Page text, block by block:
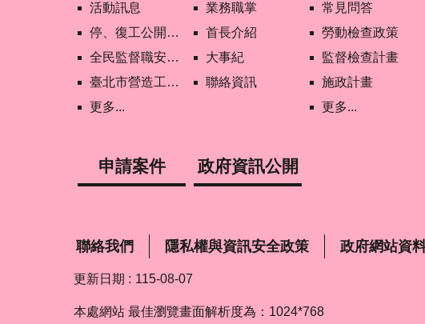
活動訊息
停、復工公開資訊查詢
全民監督職安地圖
臺北市營造工地自主管理稽核施行專區及聯盟定期會議相關資料
更多...
業務職掌
首長介紹
大事紀
聯絡資訊
常見問答
勞動檢查政策
監督檢查計畫
施政計畫
更多...
申請案件 政府資訊公開
聯絡我們 隱私權與資訊安全政策 政府網站資
更新日期 115-08-07
本處網站 最佳瀏覽畫面解析度為：1024*768